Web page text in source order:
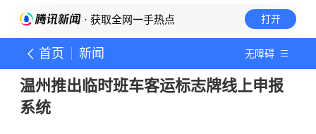
· 获取全网一手热点 打开
首页 新闻 无障碍
温州推出临时班车客运标志牌线上申报
系统